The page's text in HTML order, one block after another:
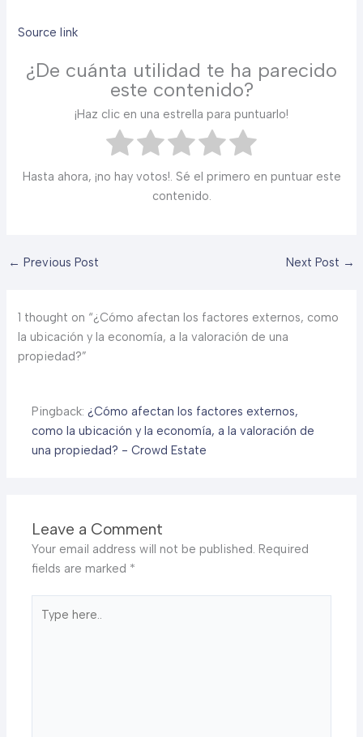
Source link
¿De cuánta utilidad te ha parecido
este contenido?
¡Haz clic en una estrella para puntuarlo!
Hasta ahora, ¡no hay votos!. Sé el primero en puntuar este
contenido.
← Previous Post Next Post →
1 thought on “¿Cómo afectan los factores externos, como
la ubicación y la economía, a la valoración de una
propiedad?”
Pingback:¿Cómo afectan los factores externos,
como la ubicación y la economía, a la valoración de
una propiedad? - Crowd Estate
Leave a Comment
Your email address will not be published. Required
fields are marked *
here..